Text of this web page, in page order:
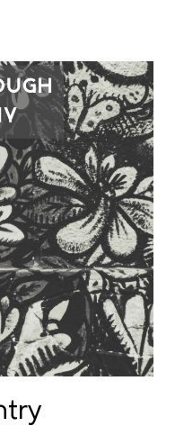
связаться,
нас: